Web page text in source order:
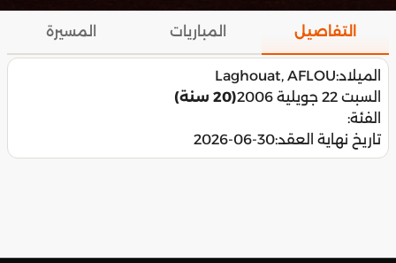
التفاصيل المباريات المسيرة
الميلاد:Laghouat, AFLOU
السبت 22 جويلية 2006
(20 سنة)
الفئة:
تاريخ نهاية العقد:2026-06-30